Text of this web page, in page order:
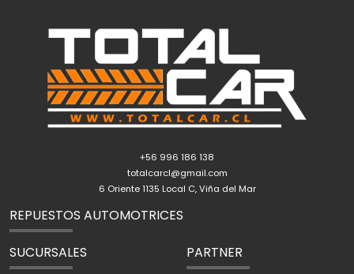
+56 996 186 138
totalcarcl@gmail.com
6 Oriente 1135 Local C, Viña del Mar
REPUESTOS AUTOMOTRICES
SUCURSALES PARTNER